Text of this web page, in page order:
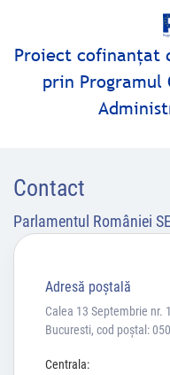
Proiect cofinanţat
prin Programul
Contact
Parlamentul României
Adresă poştală
Calea 13 Septembrie nr.
Bucuresti, cod poștal:
Centrala: